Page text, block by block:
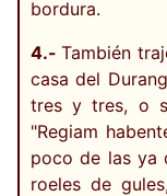
bordura.
4.-También
casa del
tres y tres, o
"Regiam
poco de las ya
roeles de